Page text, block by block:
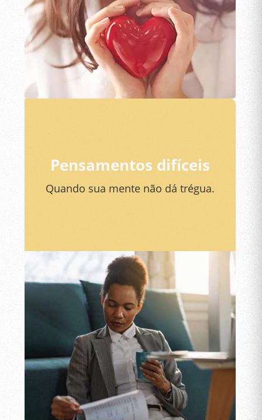
Pensamentos difíceis
Quando sua mente não dá trégua.